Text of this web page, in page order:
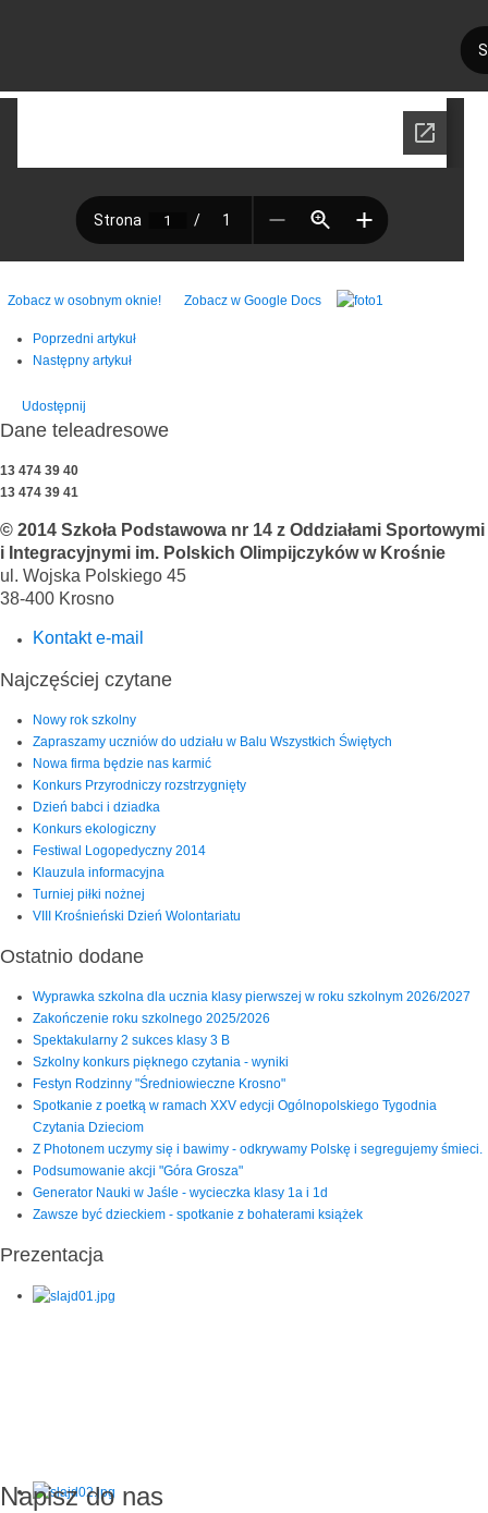
Zobacz w osobnym oknie! Zobacz w Google Docs
Poprzedni artykuł
Następny artykuł
Udostępnij
Dane teleadresowe
13 474 39 40
13 474 39 41
© 2014 Szkoła Podstawowa nr 14 z Oddziałami Sportowymi
i Integracyjnymi im. Polskich Olimpijczyków w Krośnie
ul. Wojska Polskiego 45
38-400 Krosno
Kontakt e-mail
Najczęściej czytane
Nowy rok szkolny
Zapraszamy uczniów do udziału w Balu Wszystkich Świętych
Nowa firma będzie nas karmić
Konkurs Przyrodniczy rozstrzygnięty
Dzień babci i dziadka
Konkurs ekologiczny
Festiwal Logopedyczny 2014
Klauzula informacyjna
Turniej piłki nożnej
VIII Krośnieński Dzień Wolontariatu
Ostatnio dodane
Wyprawka szkolna dla ucznia klasy pierwszej w roku szkolnym 2026/2027
Zakończenie roku szkolnego 2025/2026
Spektakularny 2 sukces klasy 3 B
Szkolny konkurs pięknego czytania - wyniki
Festyn Rodzinny "Średniowieczne Krosno"
Spotkanie z poetką w ramach XXV edycji Ogólnopolskiego Tygodnia
Czytania Dzieciom
Z Photonem uczymy się i bawimy - odkrywamy Polskę i segregujemy śmieci.
Podsumowanie akcji "Góra Grosza"
Generator Nauki w Jaśle - wycieczka klasy 1a i 1d
Zawsze być dzieckiem - spotkanie z bohaterami książek
Prezentacja
Napisz do nas